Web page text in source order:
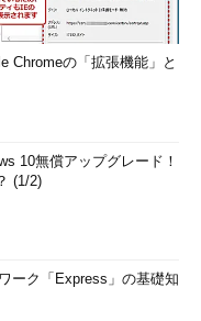
Chromeの「拡張機能」と
10無償アップグレード！
(1/2)
ーク「Express」の基礎知